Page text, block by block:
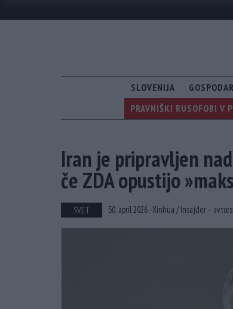
SLOVENIJA
PRAVNIŠKI RUSOFOBI V
Iran je pripravljen
če ZDA opustijo
SVET 30. april 2026 -Xinhua /Insajder –